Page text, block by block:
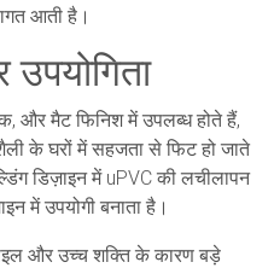
आती है।
उपयोगिता
और मैट फिनिश में उपलब्ध होते हैं,
के घरों में सहजता से फिट हो जाते
डिज़ाइन में uPVC की लचीलापन
में उपयोगी बनाता है।
और उच्च शक्ति के कारण बड़े